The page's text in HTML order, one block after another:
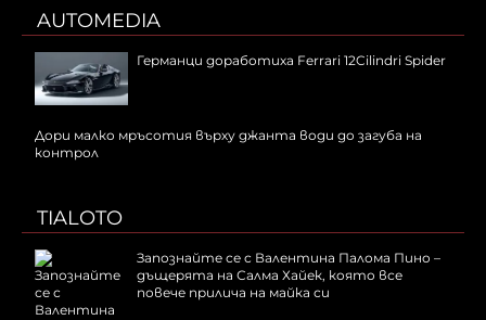
AUTOMEDIA
Германци доработиха Ferrari 12Cilindri Spider
Дори малко мръсотия върху джанта води до загуба на
контрол
TIALOTO
Запознайте се с Валентина Палома Пино –
дъщерята на Салма Хайек, която все
повече прилича на майка си